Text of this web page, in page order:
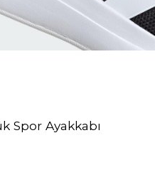
Spor Ayakkabı